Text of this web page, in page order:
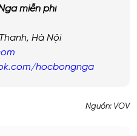
miễn phí
Hà Nội
hocbongnga
Nguồn: VOV